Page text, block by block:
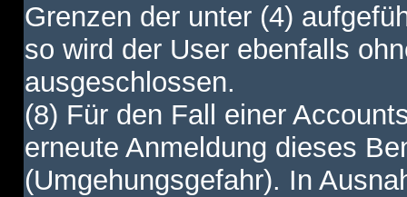
Grenzen der unter (4)
so wird der User ebenfalls
ausgeschlossen.
(8) Für den Fall einer
erneute Anmeldung dieses
(Umgehungsgefahr). In